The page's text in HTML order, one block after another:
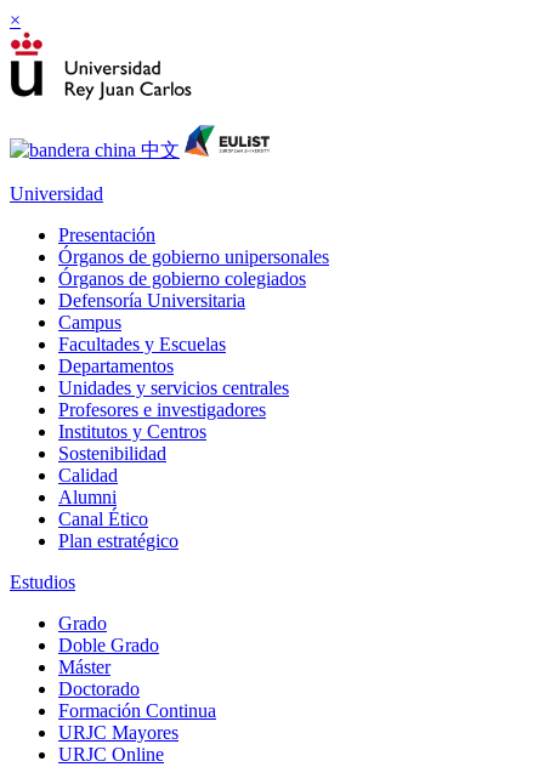
×
Universidad
Presentación
Órganos de gobierno unipersonales
Órganos de gobierno colegiados
Defensoría Universitaria
Campus
Facultades y Escuelas
Departamentos
Unidades y servicios centrales
Profesores e investigadores
Institutos y Centros
Sostenibilidad
Calidad
Alumni
Canal Ético
Plan estratégico
Estudios
Grado
Doble Grado
Máster
Doctorado
Formación Continua
URJC Mayores
URJC Online